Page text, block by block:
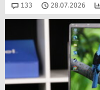
133 Kommentare
28.07.2026